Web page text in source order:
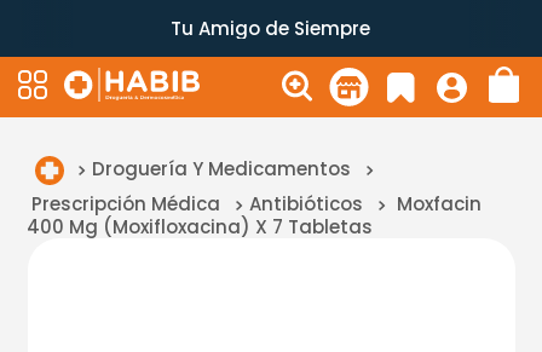
Tu Amigo de Siempre
Droguería Y Medicamentos
Prescripción Médica
Antibióticos
Moxfacin
400 Mg (Moxifloxacina) X 7 Tabletas